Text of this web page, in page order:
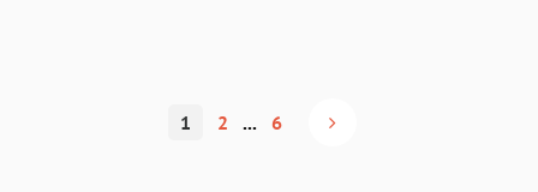
1 2 ... 6